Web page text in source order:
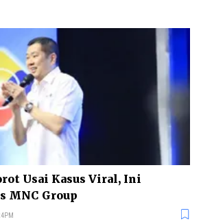
Usai Kasus Viral, Ini
MNC Group